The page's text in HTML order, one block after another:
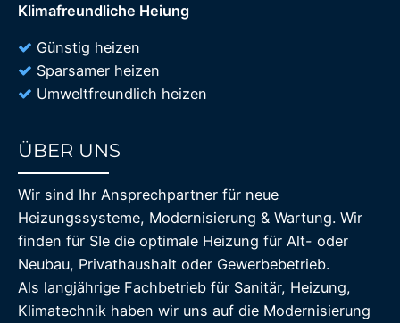
Klimafreundliche Heiung
Günstig heizen
Sparsamer heizen
Umweltfreundlich heizen
ÜBER UNS
Wir sind Ihr Ansprechpartner für neue
Heizungssysteme, Modernisierung & Wartung. Wir
finden für SIe die optimale Heizung für Alt- oder
Neubau, Privathaushalt oder Gewerbebetrieb.
Als langjährige Fachbetrieb für Sanitär, Heizung,
Klimatechnik haben wir uns auf die Modernisierung